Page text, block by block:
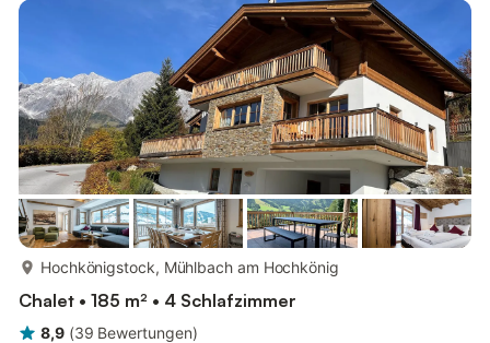
Hochkönigstock, Mühlbach am Hochkönig
Chalet • 185 m² • 4 Schlafzimmer
8,9 (39 Bewertungen)